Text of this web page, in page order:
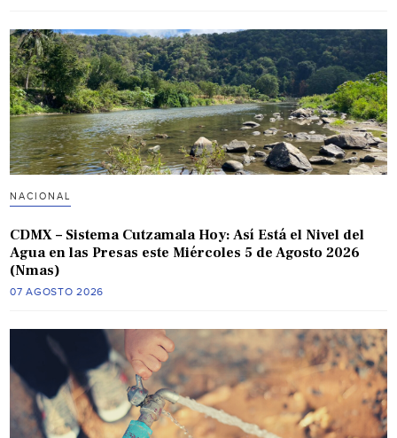
NACIONAL
CDMX – Sistema Cutzamala Hoy: Así Está el Nivel del
Agua en las Presas este Miércoles 5 de Agosto 2026
(Nmas)
07 AGOSTO 2026